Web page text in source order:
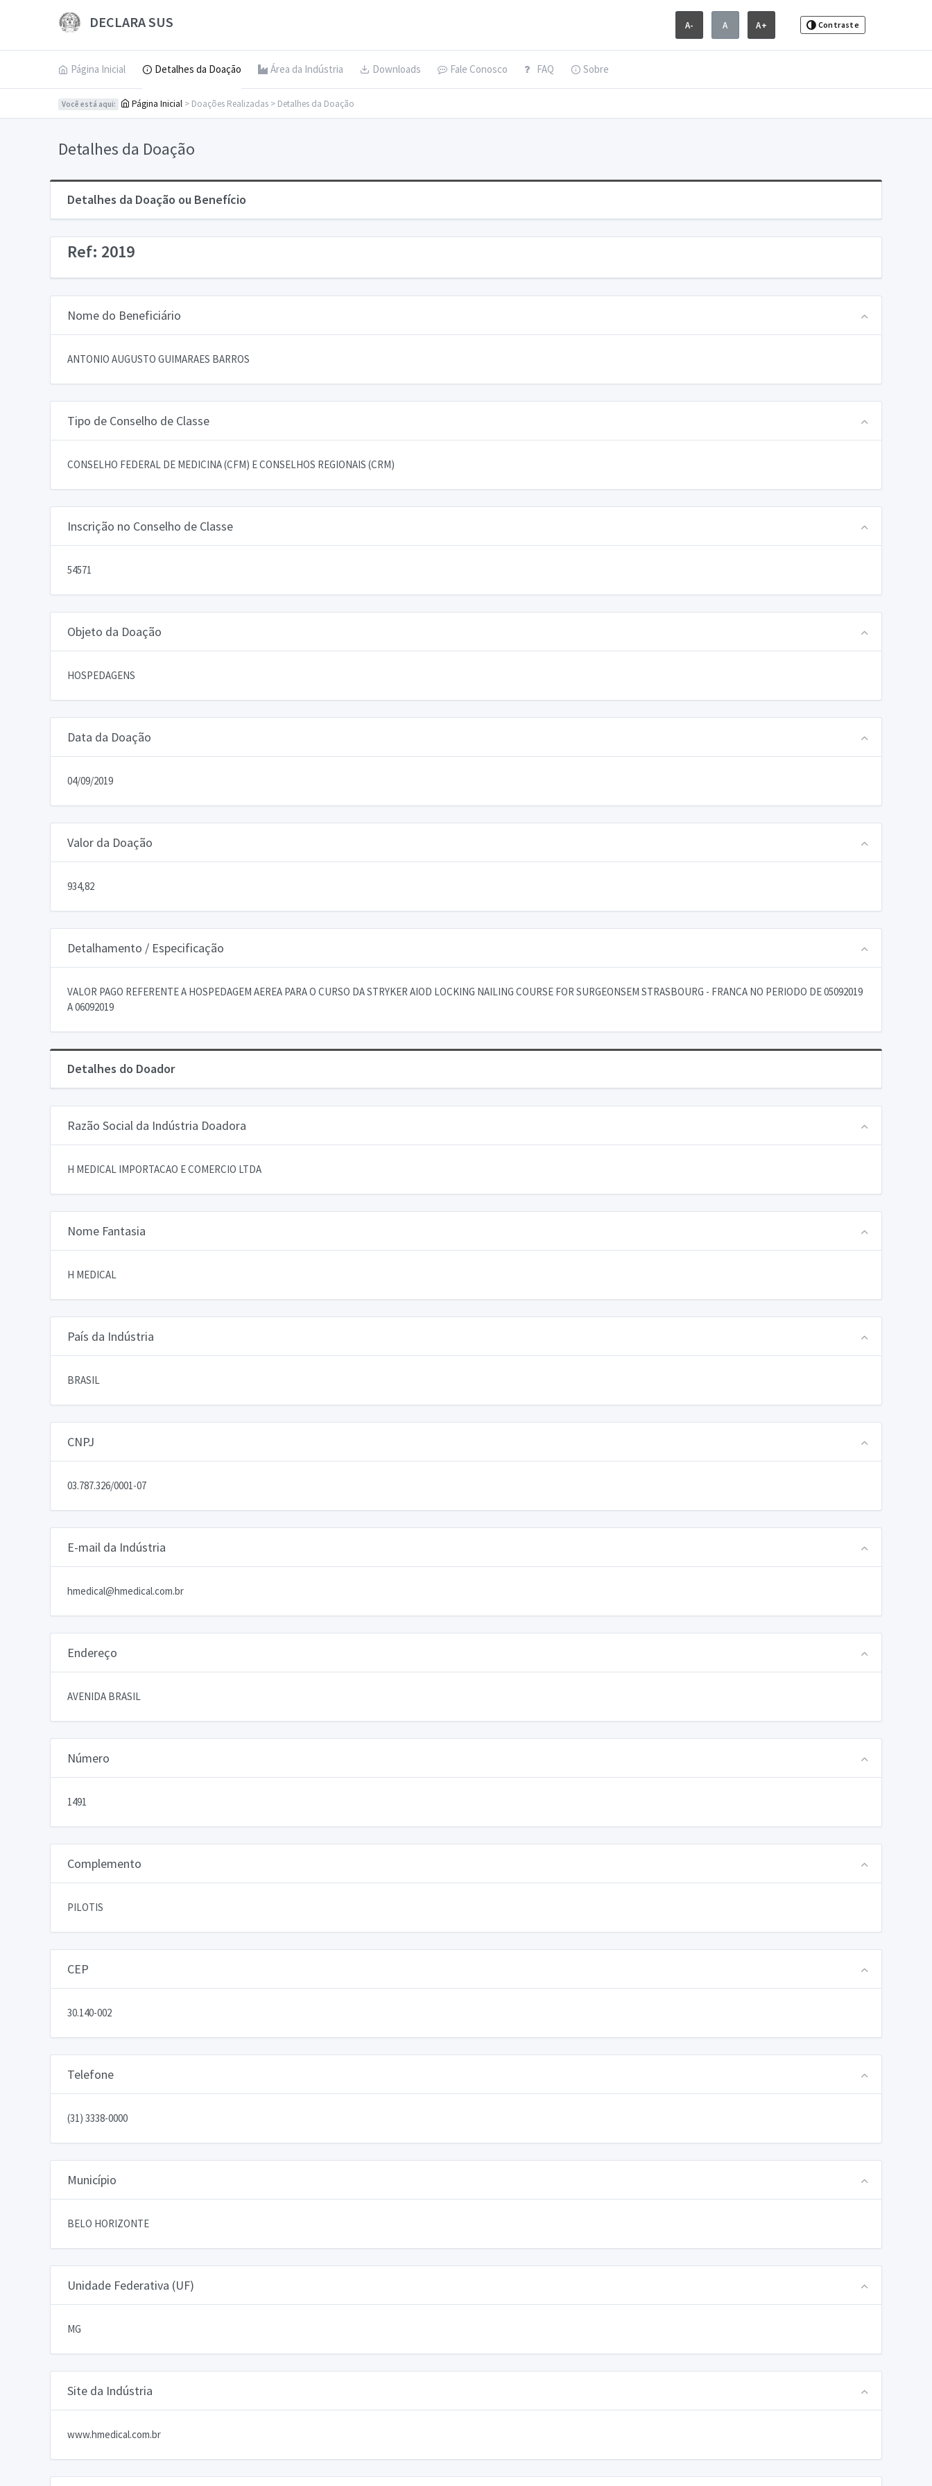
DECLARA SUS A- A A+ Contraste
Página Inicial Detalhes da Doação Área da Indústria Downloads Fale Conosco FAQ Sobre
Você está aqui: Página Inicial > Doações Realizadas > Detalhes da Doação
Detalhes da Doação
Detalhes da Doação ou Benefício
Ref: 2019
Nome do Beneficiário
ANTONIO AUGUSTO GUIMARAES BARROS
Tipo de Conselho de Classe
CONSELHO FEDERAL DE MEDICINA (CFM) E CONSELHOS REGIONAIS (CRM)
Inscrição no Conselho de Classe
54571
Objeto da Doação
HOSPEDAGENS
Data da Doação
04/09/2019
Valor da Doação
934,82
Detalhamento / Especificação
VALOR PAGO REFERENTE A HOSPEDAGEM AEREA PARA O CURSO DA STRYKER AIOD LOCKING NAILING COURSE FOR SURGEONSEM STRASBOURG - FRANCA NO PERIODO DE 05092019
A 06092019
Detalhes do Doador
Razão Social da Indústria Doadora
H MEDICAL IMPORTACAO E COMERCIO LTDA
Nome Fantasia
H MEDICAL
País da Indústria
BRASIL
CNPJ
03.787.326/0001-07
E-mail da Indústria
hmedical@hmedical.com.br
Endereço
AVENIDA BRASIL
Número
1491
Complemento
PILOTIS
CEP
30.140-002
Telefone
(31) 3338-0000
Município
BELO HORIZONTE
Unidade Federativa (UF)
MG
Site da Indústria
www.hmedical.com.br